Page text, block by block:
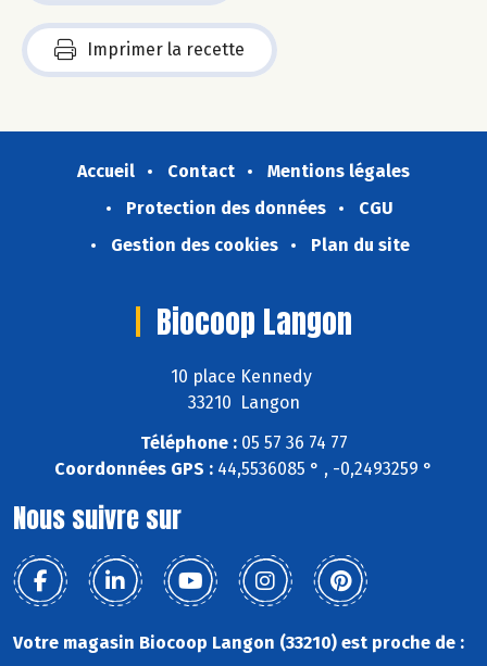
Imprimer la recette
Accueil Contact
Mentions légales
Protection des données
CGU
Gestion des cookies
Plan du site
Biocoop Langon
10 place Kennedy
33210 Langon
Téléphone :05 57 36 74 77
Coordonnées GPS : 44,5536085 ° , -0,2493259 °
Nous suivre sur
Votre magasin Biocoop Langon (33210) est proche de :